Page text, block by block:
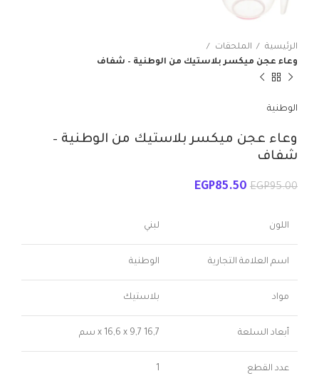
الرئيسية
الملحقات
وعاء عجن ميكسر بلاستيك من الوطنية – شفاف
الوطنية
وعاء عجن ميكسر بلاستيك من الوطنية –
شفاف
EGP95.00
EGP85.50
اللون لبني
اسم العلامة التجارية الوطنية
مواد بلاستيك
أبعاد السلعة 16,7 x 16,6 x 9,7 سم
عدد القطع 1